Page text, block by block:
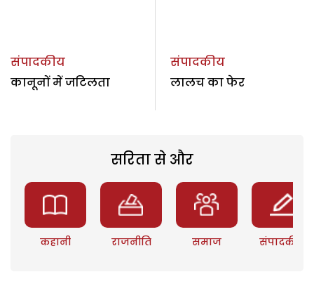
संपादकीय
कानूनों में जटिलता
संपादकीय
लालच का फेर
सरिता से और
कहानी राजनीति समाज संपादकीय